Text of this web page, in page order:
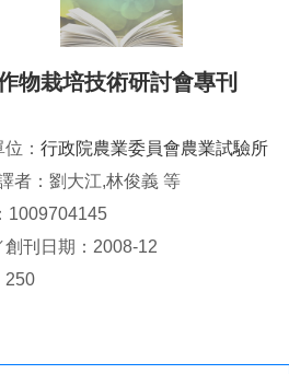
物栽培技術研討會專刊
： 行政院農業委員會農業試驗所
者：劉大江,林俊義 等
1009704145
創刊日期：2008-12
250